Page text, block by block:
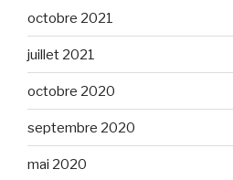
octobre 2021
juillet 2021
octobre 2020
septembre 2020
mai 2020